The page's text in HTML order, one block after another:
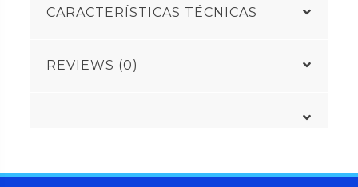
CARACTERÍSTICAS TÉCNICAS
REVIEWS (0)